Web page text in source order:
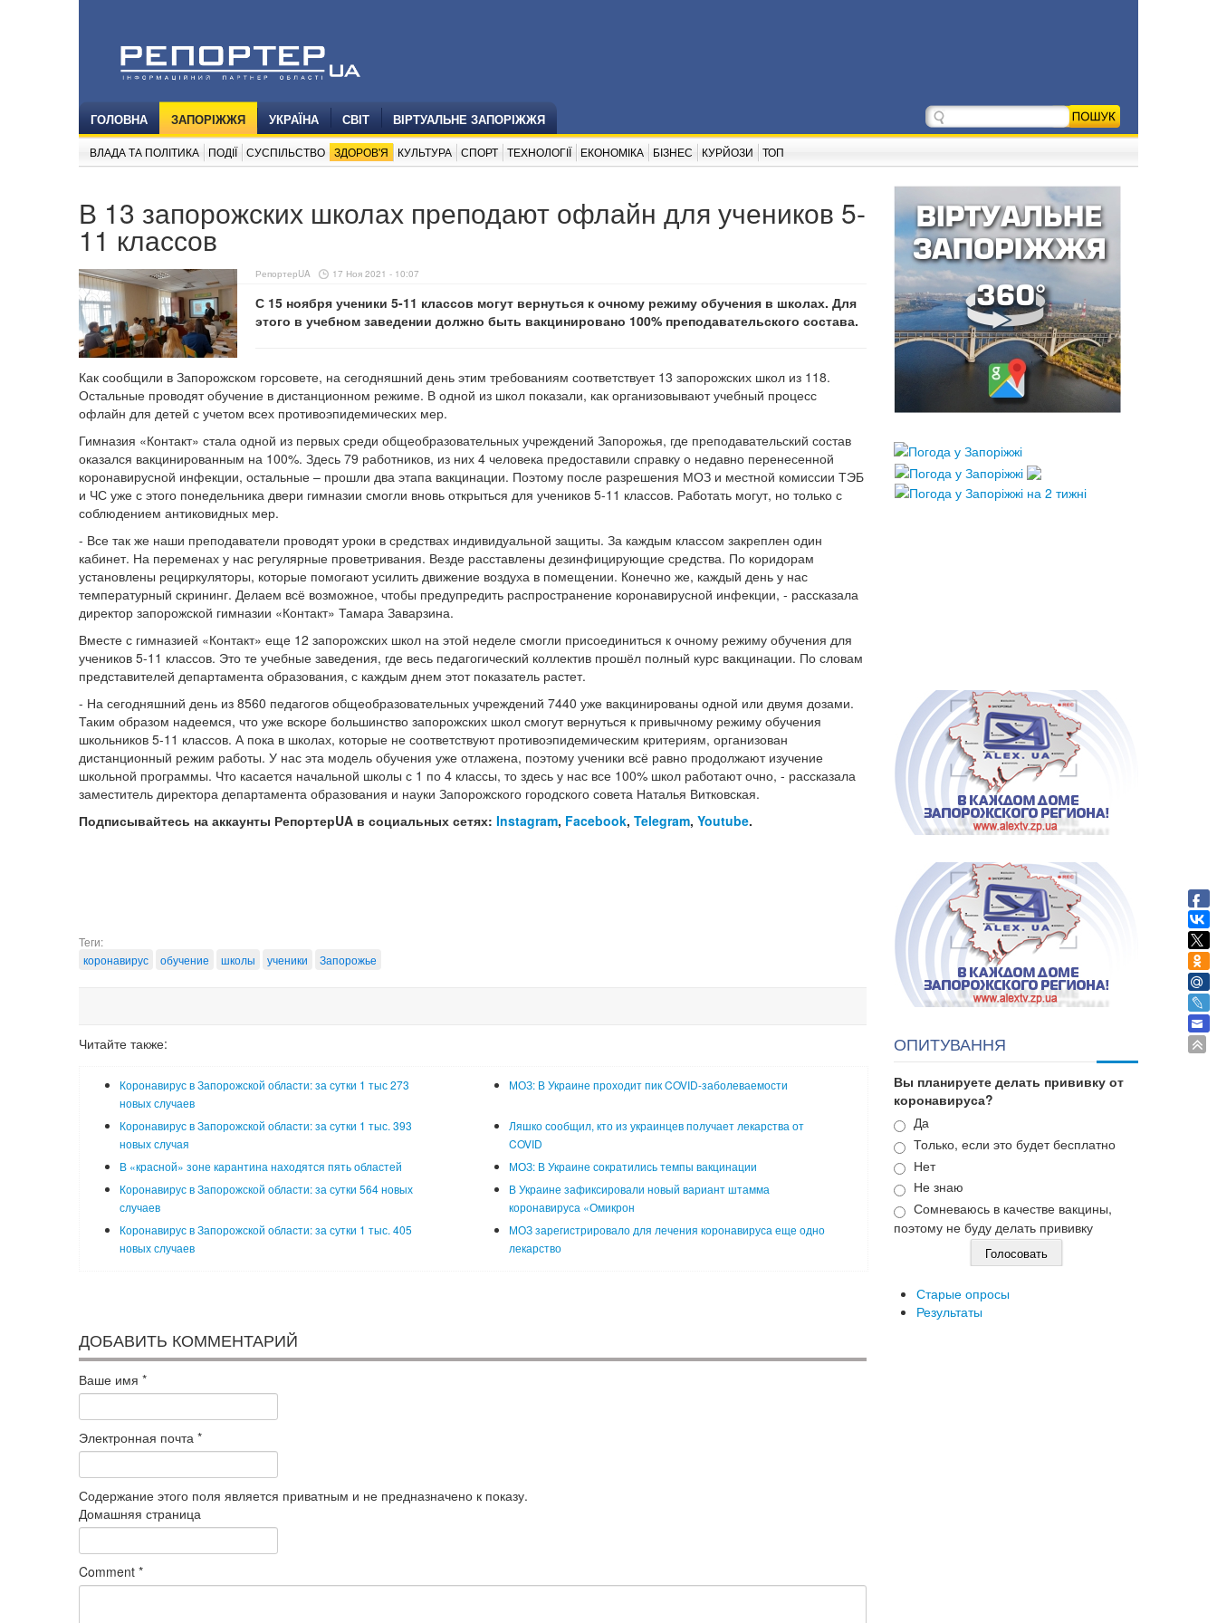
ГОЛОВНА ЗАПОРІЖЖЯ УКРАЇНА СВІТ ВІРТУАЛЬНЕ ЗАПОРІЖЖЯ
ВЛАДА ТА ПОЛІТИКА ПОДІЇ СУСПІЛЬСТВО ЗДОРОВ'Я КУЛЬТУРА СПОРТ ТЕХНОЛОГІЇ ЕКОНОМІКА БІЗНЕС КУРЙОЗИ ТОП
В 13 запорожских школах преподают офлайн для учеников 5-
11 классов
РепортерUA 17 Ноя 2021 - 10:07
С 15 ноября ученики 5-11 классов могут вернуться к очному режиму обучения в школах. Для
этого в учебном заведении должно быть вакцинировано 100% преподавательского состава.
Как сообщили в Запорожском горсовете, на сегодняшний день этим требованиям соответствует 13 запорожских школ из 118.
Остальные проводят обучение в дистанционном режиме. В одной из школ показали, как организовывают учебный процесс
офлайн для детей с учетом всех противоэпидемических мер.
Гимназия «Контакт» стала одной из первых среди общеобразовательных учреждений Запорожья, где преподавательский состав
оказался вакцинированным на 100%. Здесь 79 работников, из них 4 человека предоставили справку о недавно перенесенной
коронавирусной инфекции, остальные – прошли два этапа вакцинации. Поэтому после разрешения МОЗ и местной комиссии ТЭБ
и ЧС уже с этого понедельника двери гимназии смогли вновь открыться для учеников 5-11 классов. Работать могут, но только с
соблюдением антиковидных мер.
- Все так же наши преподаватели проводят уроки в средствах индивидуальной защиты. За каждым классом закреплен один
кабинет. На переменах у нас регулярные проветривания. Везде расставлены дезинфицирующие средства. По коридорам
установлены рециркуляторы, которые помогают усилить движение воздуха в помещении. Конечно же, каждый день у нас
температурный скрининг. Делаем всё возможное, чтобы предупредить распространение коронавирусной инфекции, - рассказала
директор запорожской гимназии «Контакт» Тамара Заварзина.
Вместе с гимназией «Контакт» еще 12 запорожских школ на этой неделе смогли присоединиться к очному режиму обучения для
учеников 5-11 классов. Это те учебные заведения, где весь педагогический коллектив прошёл полный курс вакцинации. По словам
представителей департамента образования, с каждым днем этот показатель растет.
- На сегодняшний день из 8560 педагогов общеобразовательных учреждений 7440 уже вакцинированы одной или двумя дозами.
Таким образом надеемся, что уже вскоре большинство запорожских школ смогут вернуться к привычному режиму обучения
школьников 5-11 классов. А пока в школах, которые не соответствуют противоэпидемическим критериям, организован
дистанционный режим работы. У нас эта модель обучения уже отлажена, поэтому ученики всё равно продолжают изучение
школьной программы. Что касается начальной школы с 1 по 4 классы, то здесь у нас все 100% школ работают очно, - рассказала
заместитель директора департамента образования и науки Запорожского городского совета Наталья Витковская.
Подписывайтесь на аккаунты РепортерUA в социальных сетях: Instagram, Facebook, Telegram, Youtube.
Теги:
коронавирус
обучение школы ученики Запорожье
Читайте также:
Коронавирус в Запорожской области: за сутки 1 тыс 273
новых случаев
МОЗ: В Украине проходит пик COVID-заболеваемости
Коронавирус в Запорожской области: за сутки 1 тыс. 393
новых случая
Ляшко сообщил, кто из украинцев получает лекарства от
COVID
В «красной» зоне карантина находятся пять областей
МОЗ: В Украине сократились темпы вакцинации
Коронавирус в Запорожской области: за сутки 564 новых
случаев
В Украине зафиксировали новый вариант штамма
коронавируса «Омикрон
Коронавирус в Запорожской области: за сутки 1 тыс. 405
новых случаев
МОЗ зарегистрировало для лечения коронавируса еще одно
лекарство
ДОБАВИТЬ КОММЕНТАРИЙ
Ваше имя *
Электронная почта *
Содержание этого поля является приватным и не предназначено к показу.
Домашняя страница
Comment *
ОПИТУВАННЯ
Вы планируете делать прививку от
коронавируса?
Варианты
Да
Только, если это будет бесплатно
Нет
Не знаю
Сомневаюсь в качестве вакцины,
поэтому не буду делать прививку
Старые опросы
Результаты